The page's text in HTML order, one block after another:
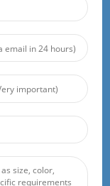
Uimh. 30,
Changsha